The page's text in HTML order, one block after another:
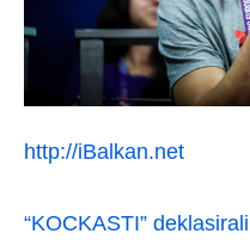
http://iBalkan.net
“KOCKASTI”